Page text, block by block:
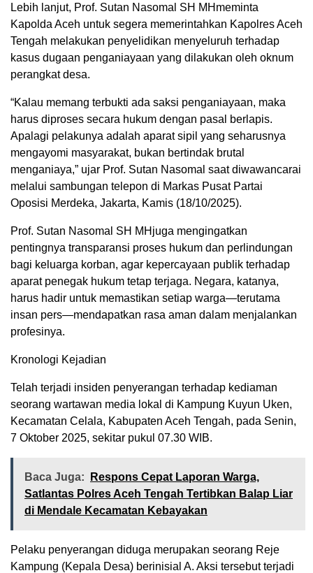
Lebih lanjut, Prof. Sutan Nasomal SH MHmeminta
Kapolda Aceh untuk segera memerintahkan Kapolres Aceh
Tengah melakukan penyelidikan menyeluruh terhadap
kasus dugaan penganiayaan yang dilakukan oleh oknum
perangkat desa.
“Kalau memang terbukti ada saksi penganiayaan, maka
harus diproses secara hukum dengan pasal berlapis.
Apalagi pelakunya adalah aparat sipil yang seharusnya
mengayomi masyarakat, bukan bertindak brutal
menganiaya,” ujar Prof. Sutan Nasomal saat diwawancarai
melalui sambungan telepon di Markas Pusat Partai
Oposisi Merdeka, Jakarta, Kamis (18/10/2025).
Prof. Sutan Nasomal SH MHjuga mengingatkan
pentingnya transparansi proses hukum dan perlindungan
bagi keluarga korban, agar kepercayaan publik terhadap
aparat penegak hukum tetap terjaga. Negara, katanya,
harus hadir untuk memastikan setiap warga—terutama
insan pers—mendapatkan rasa aman dalam menjalankan
profesinya.
Kronologi Kejadian
Telah terjadi insiden penyerangan terhadap kediaman
seorang wartawan media lokal di Kampung Kuyun Uken,
Kecamatan Celala, Kabupaten Aceh Tengah, pada Senin,
7 Oktober 2025, sekitar pukul 07.30 WIB.
Baca Juga:
Respons Cepat Laporan Warga,
Satlantas Polres Aceh Tengah Tertibkan Balap Liar
di Mendale Kecamatan Kebayakan
Pelaku penyerangan diduga merupakan seorang Reje
Kampung (Kepala Desa) berinisial A. Aksi tersebut terjadi